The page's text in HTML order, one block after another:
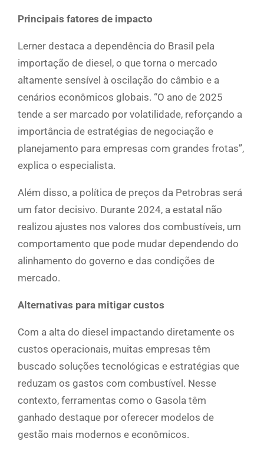
Principais fatores de impacto
Lerner destaca a dependência do Brasil pela
importação de diesel, o que torna o mercado
altamente sensível à oscilação do câmbio e a
cenários econômicos globais. “O ano de 2025
tende a ser marcado por volatilidade, reforçando a
importância de estratégias de negociação e
planejamento para empresas com grandes frotas”,
explica o especialista.
Além disso, a política de preços da Petrobras será
um fator decisivo. Durante 2024, a estatal não
realizou ajustes nos valores dos combustíveis, um
comportamento que pode mudar dependendo do
alinhamento do governo e das condições de
mercado.
Alternativas para mitigar custos
Com a alta do diesel impactando diretamente os
custos operacionais, muitas empresas têm
buscado soluções tecnológicas e estratégias que
reduzam os gastos com combustível. Nesse
contexto, ferramentas como o Gasola têm
ganhado destaque por oferecer modelos de
gestão mais modernos e econômicos.